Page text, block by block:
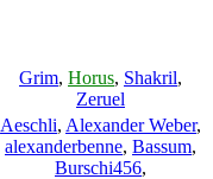
Grim, Horus, Shakril,
Zeruel
Aeschli, Alexander Weber,
alexanderbenne, Bassum,
Burschi456,